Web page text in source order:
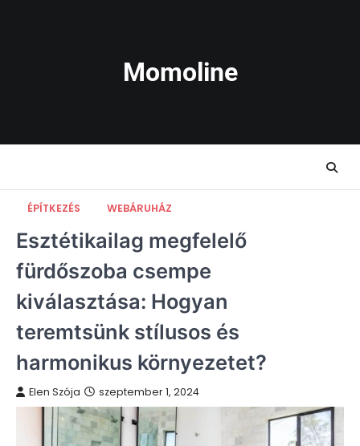
Momoline
ÉPÍTKEZÉS WEBÁRUHÁZ
Esztétikailag megfelelő
fürdőszoba csempe
kiválasztása: Hogyan
teremtsünk stílusos és
harmonikus környezetet?
Elen Szója szeptember 1, 2024